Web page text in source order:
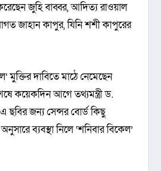
জুহি বাব্বর, আদিত্য রাওয়াল
জাহান কাপুর, যিনি শশী কাপুরের
মুক্তির দাবিতে মাঠে নেমেছেন
কয়েকদিন আগে তথ্যমন্ত্রী ড.
ছবির জন্য সেন্সর বোর্ড কিছু
ব্যবস্থা নিলে ‘শনিবার বিকেল’